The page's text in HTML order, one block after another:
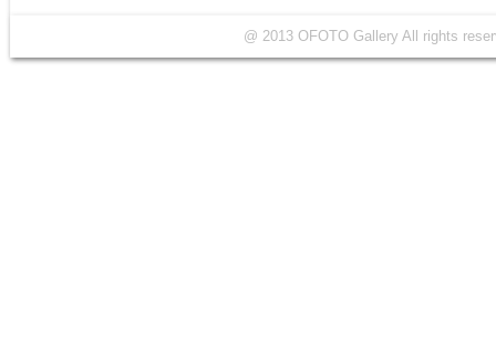
@ 2013 OFOTO Gallery All rights